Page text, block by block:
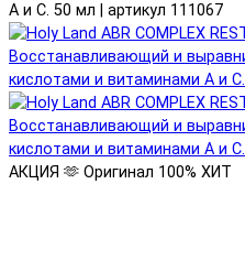
А и С. 50 мл | артикул 111067
АКЦИЯ 🫶 Оригинал 100% ХИТ